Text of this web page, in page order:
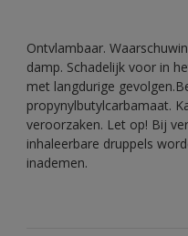
Ontvlambaar.
damp. Schadelijk voor in
met langdurige
propynylbutylcarbamaat.
veroorzaken. Let op! Bij
inhaleerbare druppels
inademen.